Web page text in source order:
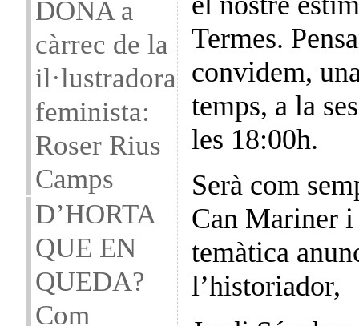
DONA a
càrrec de la
il·lustradora
feminista:
Roser Rius
Camps
D’HORTA
QUE EN
QUEDA?
Com
Termes.
convidem,
temps, a la
les 18:00h.
Serà com
Can Mariner
temàtica
l’historiador,